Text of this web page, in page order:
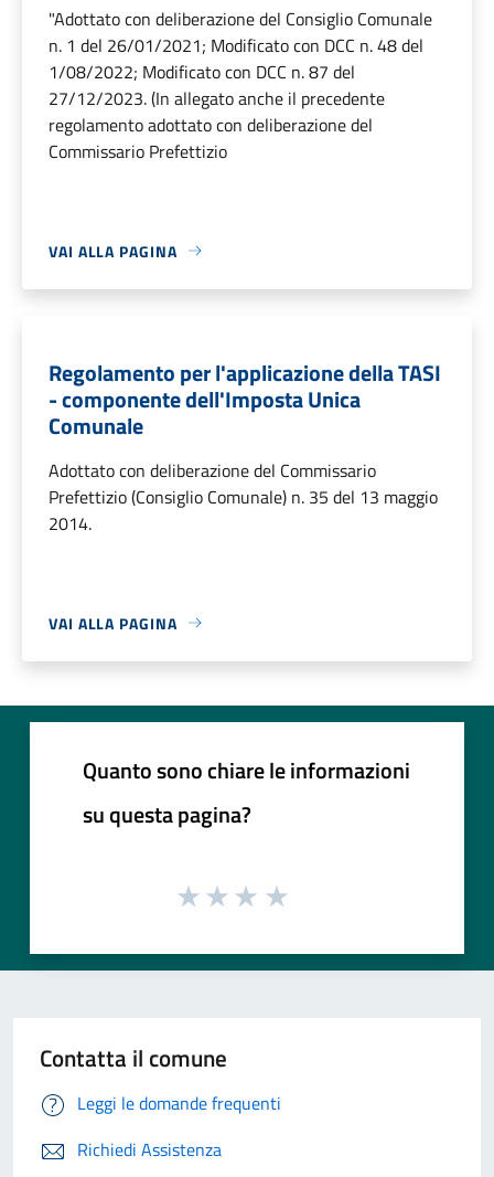
"Adottato con deliberazione del Consiglio Comunale
n. 1 del 26/01/2021; Modificato con DCC n. 48 del
1/08/2022; Modificato con DCC n. 87 del
27/12/2023. (In allegato anche il precedente
regolamento adottato con deliberazione del
Commissario Prefettizio
VAI ALLA PAGINA
Regolamento per l'applicazione della TASI
- componente dell'Imposta Unica
Comunale
Adottato con deliberazione del Commissario
Prefettizio (Consiglio Comunale) n. 35 del 13 maggio
2014.
VAI ALLA PAGINA
Quanto sono chiare le informazioni
su questa pagina?
Contatta il comune
Leggi le domande frequenti
Richiedi Assistenza